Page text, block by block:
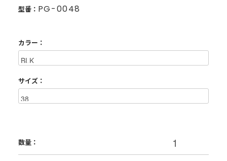
型番： PG-0048
カラー：
サイズ：
数量：